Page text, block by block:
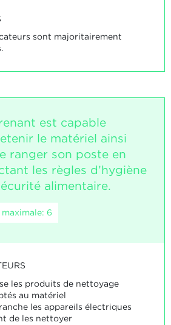
sont majoritairement
est capable
le matériel ainsi
ranger son poste en
les règles d’hygiène
alimentaire.
6
les produits de nettoyage
au matériel
les appareils électriques
de les nettoyer